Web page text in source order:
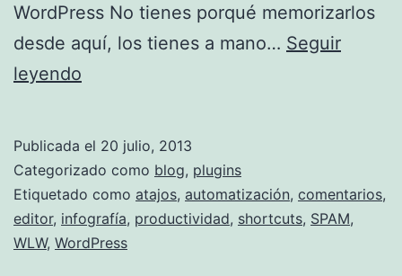
WordPress No tienes porqué memorizarlos
desde aquí, los tienes a mano… Seguir
leyendo
en
WordPress
Publicada el 20 julio, 2013
Categorizado como blog, plugins
Etiquetado como atajos, automatización, comentarios,
editor, infografía, productividad, shortcuts, SPAM,
WLW, WordPress